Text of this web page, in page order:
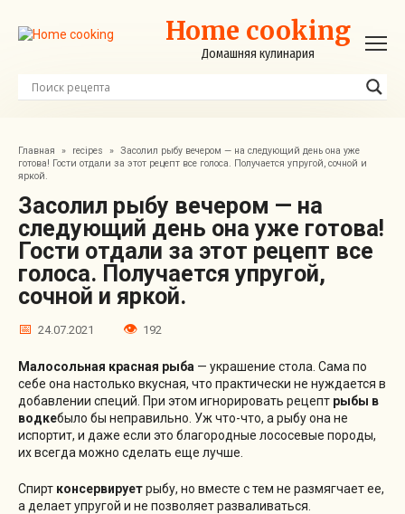
контенту
Home cooking
Домашняя кулинария
Главная » recipes » Засолил рыбу вечером — на следующий день она уже
готова! Гости отдали за этот рецепт все голоса. Получается упругой, сочной и
яркой.
Засолил рыбу вечером — на
следующий день она уже готова!
Гости отдали за этот рецепт все
голоса. Получается упругой,
сочной и яркой.
24.07.2021 192
Малосольная красная рыба — украшение стола. Сама по
себе она настолько вкусная, что практически не нуждается в
добавлении специй. При этом игнорировать рецепт рыбы в
водкебыло бы неправильно. Уж что-что, а рыбу она не
испортит, и даже если это благородные лососевые породы,
их всегда можно сделать еще лучше.
Спирт консервируетрыбу, но вместе с тем не размягчает ее,
а делает упругой и не позволяет разваливаться.